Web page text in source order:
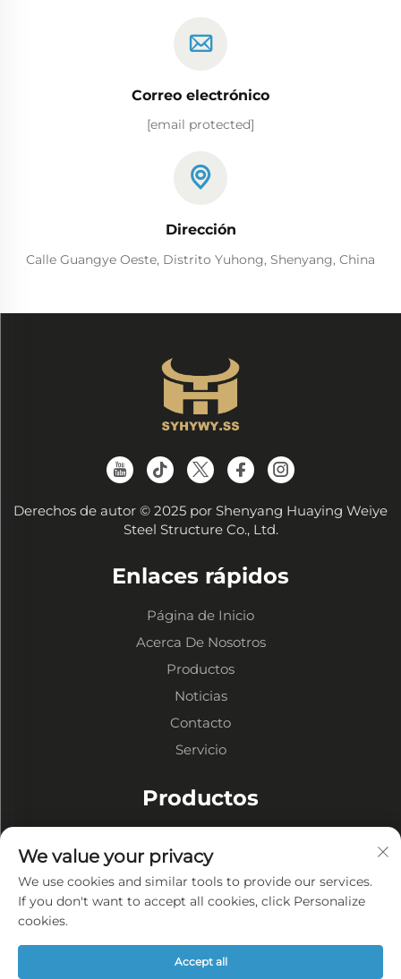
Correo electrónico
[email protected]
Dirección
Calle Guangye Oeste, Distrito Yuhong, Shenyang, China
Derechos de autor © 2025 por Shenyang Huaying Weiye
Steel Structure Co., Ltd.
Enlaces rápidos
Página de Inicio
Acerca De Nosotros
Productos
Noticias
Contacto
Servicio
Productos
Talleres de Estructuras Metálicas
Edificios de Estructura Metálica
SOBRE LA EMPRESA
We value your privacy
We use cookies and similar tools to provide our services.
If you don't want to accept all cookies, click Personalize
cookies.
Accept all